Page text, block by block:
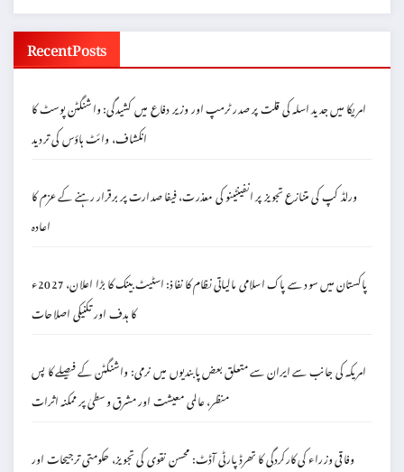
Recent Posts
امریکا میں جدید اسلہ کی قلت پر صدر ٹرمپ اور وزیر دفاع میں کشیدگی: واشنگٹن پوسٹ کا
انکشاف، وائٹ ہاؤس کی تردید
ورلڈ کپ کی متنازع تجویز پر انفینٹینو کی معذرت، فیفا صدارت پر برقرار رہنے کے عزم کا
اعادہ
پاکستان میں سود سے پاک اسلامی مالیاتی نظام کا نفاذ: اسٹیٹ بینک کا بڑا اعلان، 2027ء
کا ہدف اور تکنیکی اصلاحات
امریکہ کی جانب سے ایران سے متعلق بعض پابندیوں میں نرمی: واشنگٹن کے فیصلے کا پس
منظر، عالمی معیشت اور مشرق وسطیٰ پر ممکنہ اثرات
وفاقی وزراء کی کارکردگی کا تھرڈ پارٹی آڈٹ: محسن نقوی کی تجویز، حکومتی ترجیحات اور